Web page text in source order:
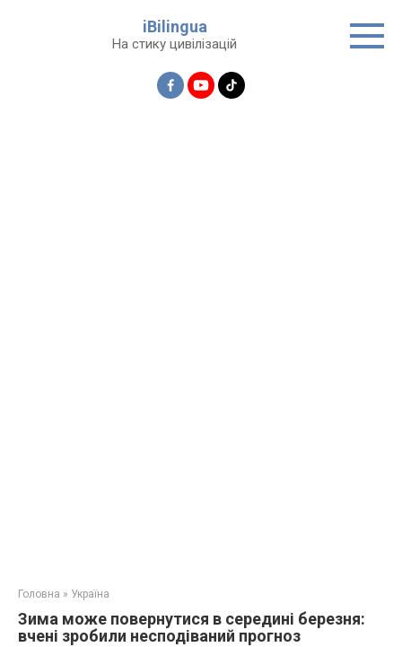
iBilingua
На стику цивілізацій
Головна » Україна
Зима може повернутися в середині березня:
вчені зробили несподіваний прогноз